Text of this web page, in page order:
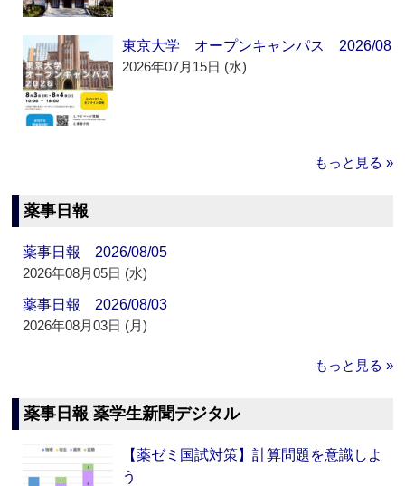
東京大学 オープンキャンパス 2026/08
2026年07月15日 (水)
もっと見る »
薬事日報
薬事日報 2026/08/05
2026年08月05日 (水)
薬事日報 2026/08/03
2026年08月03日 (月)
もっと見る »
薬事日報 薬学生新聞デジタル
【薬ゼミ国試対策】計算問題を意識しよ
う